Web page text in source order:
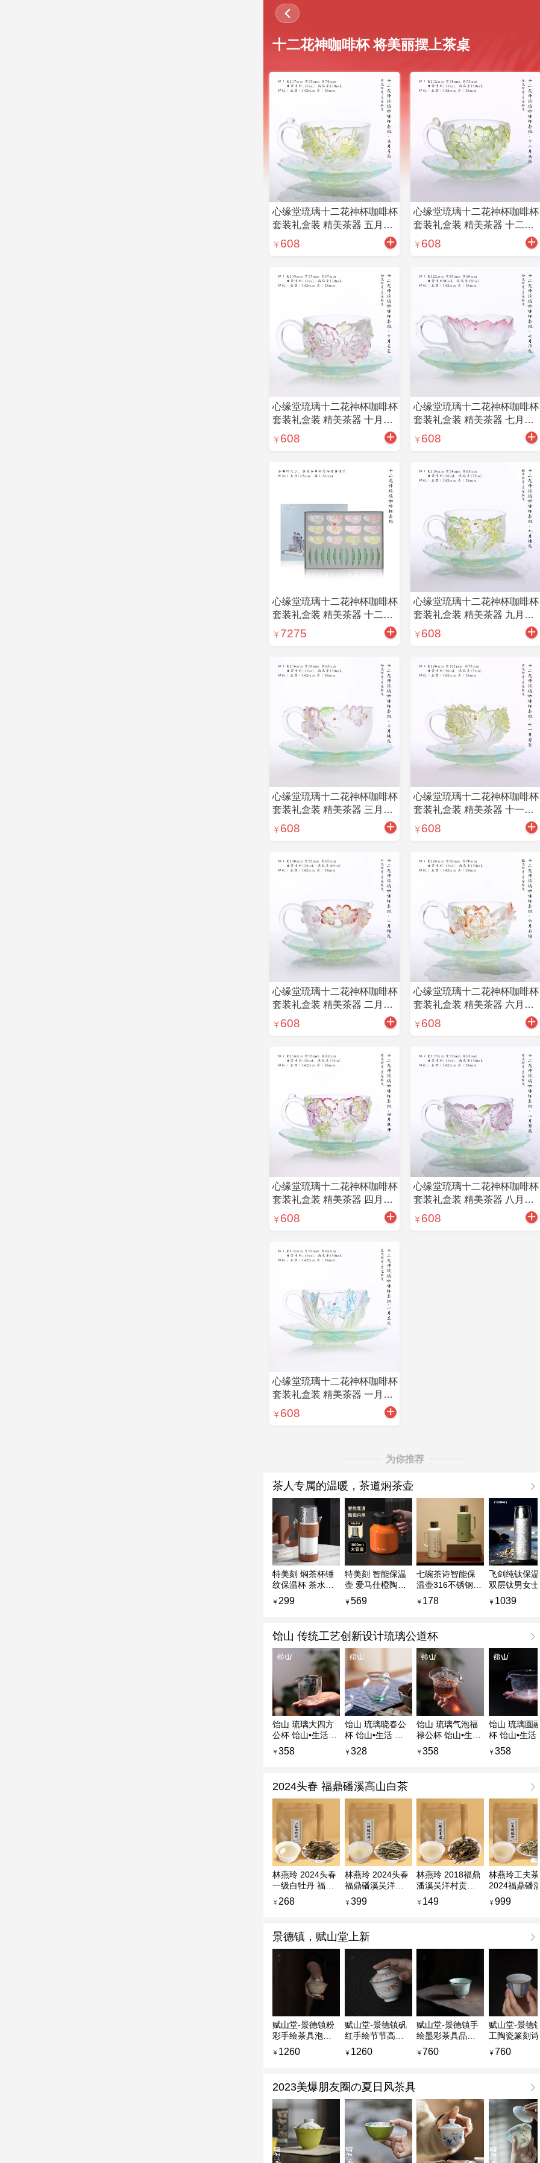
十二花神咖啡杯 将美丽摆上茶桌
心缘堂琉璃十二花神杯咖啡杯
套装礼盒装 精美茶器 五月芍
药608
心缘堂琉璃十二花神杯咖啡杯
套装礼盒装 精美茶器 十二月
水仙
608
心缘堂琉璃十二花神杯咖啡杯
套装礼盒装 精美茶器 十月芙
蓉608
心缘堂琉璃十二花神杯咖啡杯
套装礼盒装 精美茶器 七月荷
花608
心缘堂琉璃十二花神杯咖啡杯
套装礼盒装 精美茶器 十二花
神全套
7275
心缘堂琉璃十二花神杯咖啡杯
套装礼盒装 精美茶器 九月桂
花608
心缘堂琉璃十二花神杯咖啡杯
套装礼盒装 精美茶器 三月桃
花608
心缘堂琉璃十二花神杯咖啡杯
套装礼盒装 精美茶器 十一月
蜀菊
608
心缘堂琉璃十二花神杯咖啡杯
套装礼盒装 精美茶器 二月梅
花608
心缘堂琉璃十二花神杯咖啡杯
套装礼盒装 精美茶器 六月石
榴608
心缘堂琉璃十二花神杯咖啡杯
套装礼盒装 精美茶器 四月牡
丹608
心缘堂琉璃十二花神杯咖啡杯
套装礼盒装 精美茶器 八月紫
薇608
心缘堂琉璃十二花神杯咖啡杯
套装礼盒装 精美茶器 一月兰
花608
为你推荐
茶人专属的温暖，茶道焖茶壶
特美刻 焖茶杯锤
纹保温杯 茶水分
离陶瓷内胆闷茶
泡茶杯子（2色可
299
特美刻 智能保温
壶 爱马仕橙陶瓷
内胆焖泡壶 精准
感应智能显温焖
569
七碗茶诗智能保
温壶316不锈钢家
用大容量热水壶
户外暖水壶焖茶
178
飞剑纯钛保温
双层钛男女士
档养生水杯钛
焖泡茶杯
1039
饴山 传统工艺创新设计琉璃公道杯
饴山 琉璃大四方
公杯 饴山•生活
原创设计分茶器
分酒器茶具
358
饴山 琉璃晓春公
杯 饴山•生活 手
工吹制琉璃公道
杯分水器
328
饴山 琉璃气泡福
禄公杯 饴山•生活
原创设计茶海分
茶器
358
饴山 琉璃圆融公
杯 饴山•生活
工吹制琉璃茶
分酒器
358
2024头春 福鼎磻溪高山白茶
林燕玲 2024头春
一级白牡丹 福鼎
磻溪吴洋村150g
268
林燕玲 2024头春
福鼎磻溪吴洋村
特级白牡丹 150g
399
林燕玲 2018福鼎
潘溪吴洋村贡眉
头春采摘 群体种
100g
149
林燕玲工夫茶
2024福鼎磻溪
岗荒野银针 头
采摘 150g
999
景德镇，赋山堂上新
赋山堂-景德镇粉
彩手绘茶具泡茶
碗手工陶瓷矾红
粉彩禄鹿圈纹盖
1260
赋山堂-景德镇矾
红手绘节节高茶
具泡茶碗手工陶
瓷斑竹盖碗
1260
赋山堂-景德镇手
绘墨彩茶具品茗
杯手工陶瓷书法
诗文墨痕梅花银
760
赋山堂-景德镇
工陶瓷篆刻诗
品茗杯手绘书
洒蓝拟竖边款
760
2023美爆朋友圈の夏日风茶具